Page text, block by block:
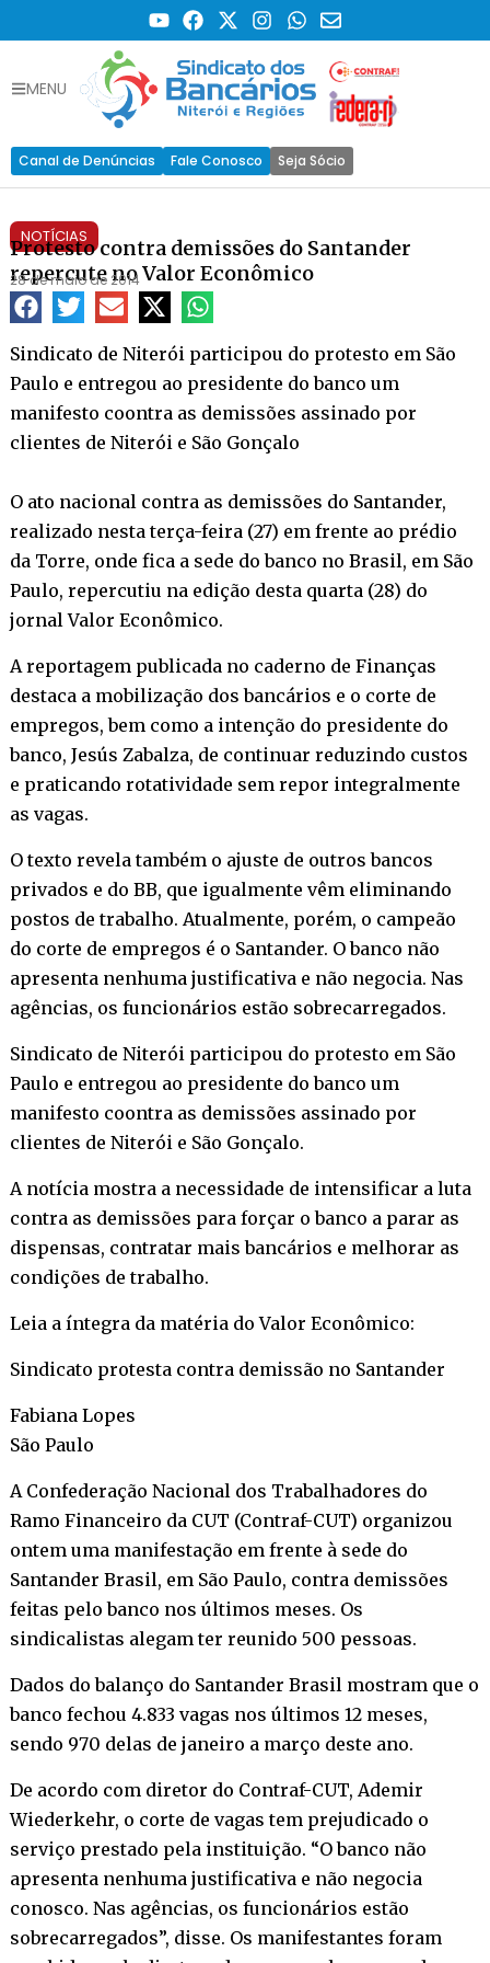
MENU
Canal de Denúncias Fale Conosco Seja Sócio
NOTÍCIAS
Protesto contra demissões do Santander
repercute no Valor Econômico
28 de maio de 2014
Sindicato de Niterói participou do protesto em São
Paulo e entregou ao presidente do banco um
manifesto coontra as demissões assinado por
clientes de Niterói e São Gonçalo
O ato nacional contra as demissões do Santander,
realizado nesta terça-feira (27) em frente ao prédio
da Torre, onde fica a sede do banco no Brasil, em São
Paulo, repercutiu na edição desta quarta (28) do
jornal Valor Econômico.
A reportagem publicada no caderno de Finanças
destaca a mobilização dos bancários e o corte de
empregos, bem como a intenção do presidente do
banco, Jesús Zabalza, de continuar reduzindo custos
e praticando rotatividade sem repor integralmente
as vagas.
O texto revela também o ajuste de outros bancos
privados e do BB, que igualmente vêm eliminando
postos de trabalho. Atualmente, porém, o campeão
do corte de empregos é o Santander. O banco não
apresenta nenhuma justificativa e não negocia. Nas
agências, os funcionários estão sobrecarregados.
Sindicato de Niterói participou do protesto em São
Paulo e entregou ao presidente do banco um
manifesto coontra as demissões assinado por
clientes de Niterói e São Gonçalo.
A notícia mostra a necessidade de intensificar a luta
contra as demissões para forçar o banco a parar as
dispensas, contratar mais bancários e melhorar as
condições de trabalho.
Leia a íntegra da matéria do Valor Econômico:
Sindicato protesta contra demissão no Santander
Fabiana Lopes
São Paulo
A Confederação Nacional dos Trabalhadores do
Ramo Financeiro da CUT (Contraf-CUT) organizou
ontem uma manifestação em frente à sede do
Santander Brasil, em São Paulo, contra demissões
feitas pelo banco nos últimos meses. Os
sindicalistas alegam ter reunido 500 pessoas.
Dados do balanço do Santander Brasil mostram que o
banco fechou 4.833 vagas nos últimos 12 meses,
sendo 970 delas de janeiro a março deste ano.
De acordo com diretor do Contraf-CUT, Ademir
Wiederkehr, o corte de vagas tem prejudicado o
serviço prestado pela instituição. “O banco não
apresenta nenhuma justificativa e não negocia
conosco. Nas agências, os funcionários estão
sobrecarregados”, disse. Os manifestantes foram